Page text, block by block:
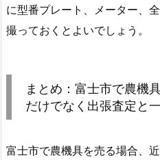
に型番プレート、メーター、
撮っておくとよいでしょう。
まとめ：富士市で農機
だけでなく出張査定と
富士市で農機具を売る場合、